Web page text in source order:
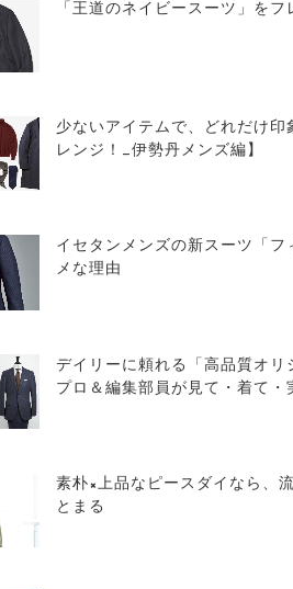
「王道のネイビースーツ」を
少ないアイテムで、どれだけ印
レンジ！_伊勢丹メンズ編】
イセタンメンズの新スーツ「
メな理由
デイリーに頼れる「高品質オ
プロ＆編集部員が見て・着て・
素朴×上品なピースダイなら、
とまる